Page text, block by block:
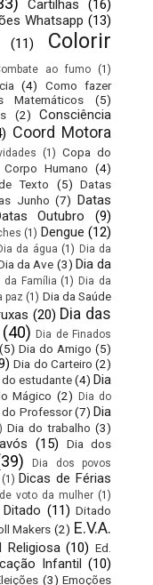
Cartilhas
(16)
Whatsapp (13)
(11)
Colorir
ao fumo (1)
(4)
Como fazer
Matemáticos
(5)
(2)
Consciência
Coord Motora
(1) Copa do
Corpo Humano (4)
Texto (5) Datas
Junho (7) Datas
Outubro
(9)
(1) Dengue (12)
da água (1) Dia da
da Ave (3) Dia da
da Família (1) Dia da
paz (1) Dia da Saúde
(20) Dia das
(40) Dia de Finados
(5) Dia do Amigo (5)
Dia do Carteiro (2)
do estudante(4) Dia
Mágico (2)
Dia do
do Professor (7) Dia
Dia do trabalho (3)
(15)
Dia dos
Dia dos povos
(1) Dicas de Férias
voto da mulher (1)
Ditado (11) Ditado
Makers (2) E.V.A.
Religiosa (10) Ed.
Infantil (10)
(3) Emoções